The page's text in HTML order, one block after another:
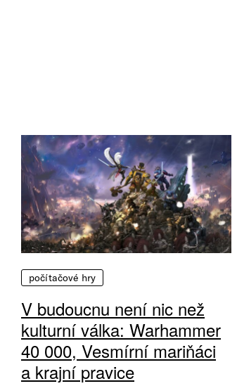
počítačové hry
V budoucnu není nic než
kulturní válka: Warhammer
40 000, Vesmírní mariňáci
a krajní pravice